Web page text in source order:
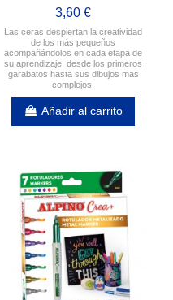
3,60 €
Las ceras despiertan la creatividad
de los más pequeños
acompañándolos en cada etapa de
su aprendizaje, desde los primeros
garabatos hasta sus dibujos mas
complejos.
Añadir al carrito